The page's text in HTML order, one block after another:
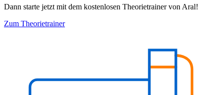
Dann starte jetzt mit dem kostenlosen Theorietrainer von Aral!
Zum Theorietrainer